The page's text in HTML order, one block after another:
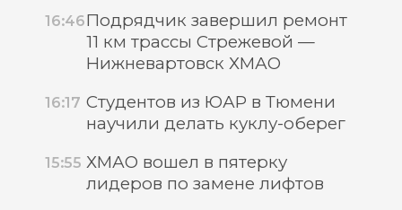
16:46Подрядчик завершил ремонт
11 км трассы Стрежевой —
Нижневартовск ХМАО
16:17 Студентов из ЮАР в Тюмени
научили делать куклу-оберег
15:55 ХМАО вошел в пятерку
лидеров по замене лифтов